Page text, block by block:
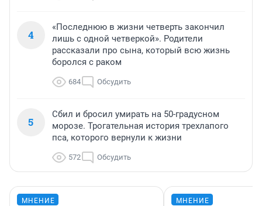
4
«Последнюю в жизни четверть закончил
лишь с одной четверкой». Родители
рассказали про сына, который всю жизнь
боролся с раком
684 Обсудить
5
Сбил и бросил умирать на 50-градусном
морозе. Трогательная история трехлапого
пса, которого вернули к жизни
572 Обсудить
МНЕНИЕ МНЕНИЕ